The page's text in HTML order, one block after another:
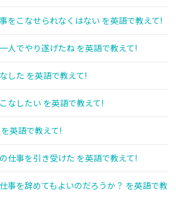
をこなせられなくはない を英語で教えて!
人でやり遂げたね を英語で教えて!
した を英語で教えて!
なしたい を英語で教えて!
英語で教えて!
仕事を引き受けた を英語で教えて!
事を辞めてもよいのだろうか？ を英語で教